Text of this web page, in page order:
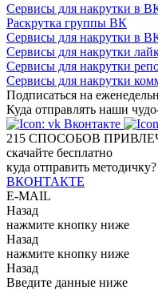
Сервисы для накрутки в
Раскрутка группы ВК
Сервисы для накрутки в
Сервисы для накрутки
Сервисы для накрутки
Сервисы для накрутки
Подписаться на
Куда отправлять наши
Вконтакте
215 СПОСОБОВ
скачайте бесплатно
куда отправить методичку?
ВКОНТАКТЕ
E-MAIL
Назад
нажмите кнопку ниже
Назад
нажмите кнопку ниже
Назад
Введите данные ниже